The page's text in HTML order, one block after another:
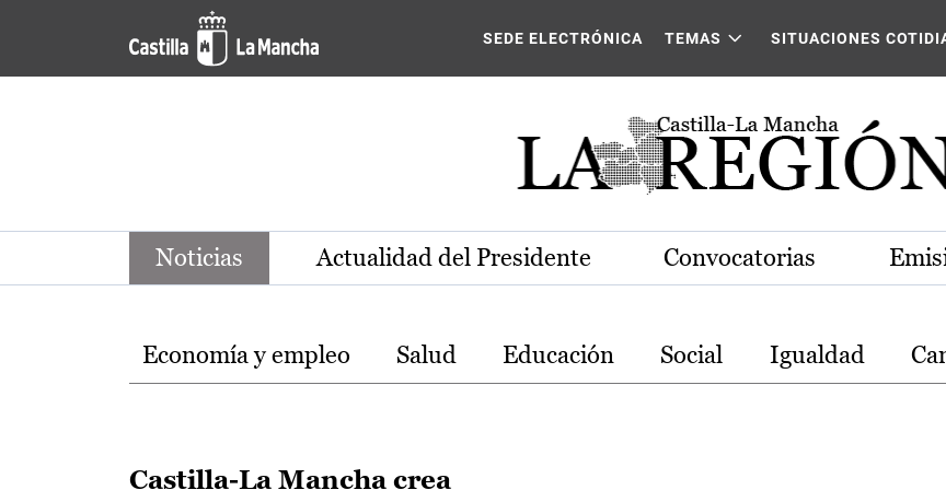
Pasar al contenido principal
Noticias de la región de Castilla-La Mancha
SEDE ELECTRÓNICA TEMAS SITUACIONES
Noticias Actualidad del Presidente Convocatorias
Temas
Economía y empleo Salud Educación Social Igualdad
Castilla-La Mancha crea